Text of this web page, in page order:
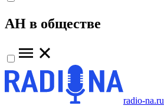
АН в обществе
radio-na.ru